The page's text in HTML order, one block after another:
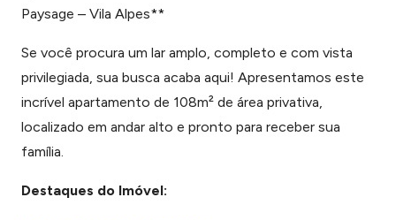
Paysage – Vila Alpes**
Se você procura um lar amplo, completo e com vista
privilegiada, sua busca acaba aqui! Apresentamos este
incrível apartamento de 108m² de área privativa,
localizado em andar alto e pronto para receber sua
família.
Destaques do Imóvel: